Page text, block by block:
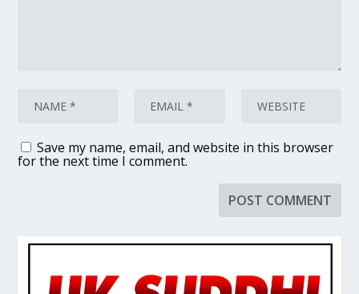
Save my name, email, and website in this browser
for the next time I comment.